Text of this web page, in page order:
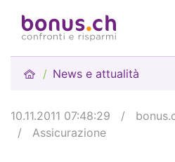
News e attualità
10.11.2011 07:48:29 /
/
Assicurazione